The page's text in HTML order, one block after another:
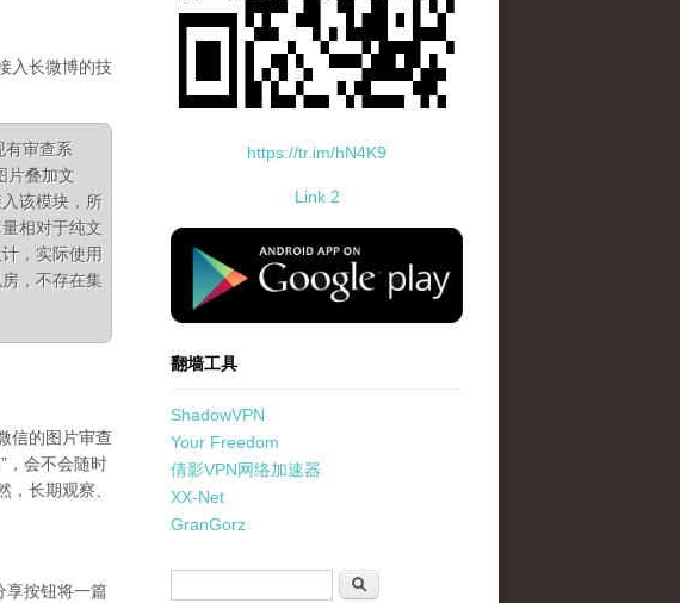
入长微博的技
有审查系
片叠加文
该模块，所
相对于纯文
，实际使用
，不存在集
信的图片审查
，会不会随时
长期观察、
享按钮将一篇
https://tr.im/hN4K9
Link 2
standard-icon-googleplay-app-store.png
翻墙工具
ShadowVPN
Your Freedom
倩影VPN网络加速器
XX-Net
GranGorz
搜索